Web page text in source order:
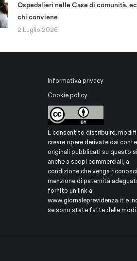
Ospedalieri nelle Case di comunità,
chi conviene
2 Luglio 2026
Informativa privacy
Cookie policy
È consentito distribuire,
creare opere derivate dai
originali pubblicati su questo
anche a scopi commerciali, a
condizione che venga
menzione di paternità
fornito un link a
www.giornaleprevidenza.it e
se sono state fatte delle